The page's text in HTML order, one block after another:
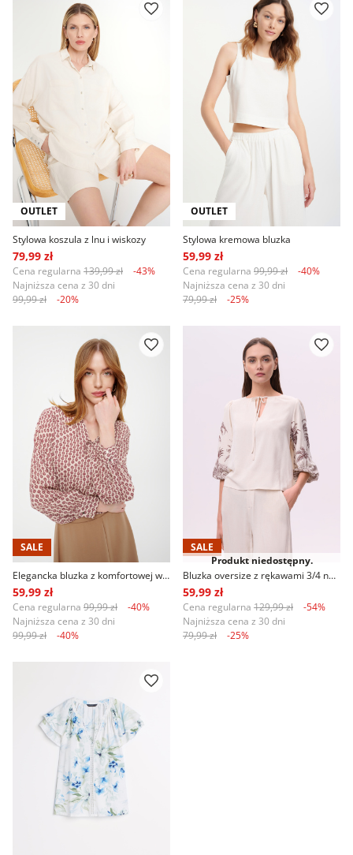
OUTLET
Stylowa koszula z lnu i wiskozy
79,99 zł
Cena regularna 139,99 zł
-43%
Najniższa cena z 30 dni
99,99 zł
-20%
OUTLET
Stylowa kremowa bluzka
59,99 zł
Cena regularna 99,99 zł
-40%
Najniższa cena z 30 dni
79,99 zł
-25%
SALE
Elegancka bluzka z komfortowej wiskozy
59,99 zł
Cena regularna 99,99 zł
-40%
Najniższa cena z 30 dni
99,99 zł
-40%
SALE
Produkt niedostępny.
Bluzka oversize z rękawami 3/4 nadruk w palmy
59,99 zł
Cena regularna 129,99 zł
-54%
Najniższa cena z 30 dni
79,99 zł
-25%